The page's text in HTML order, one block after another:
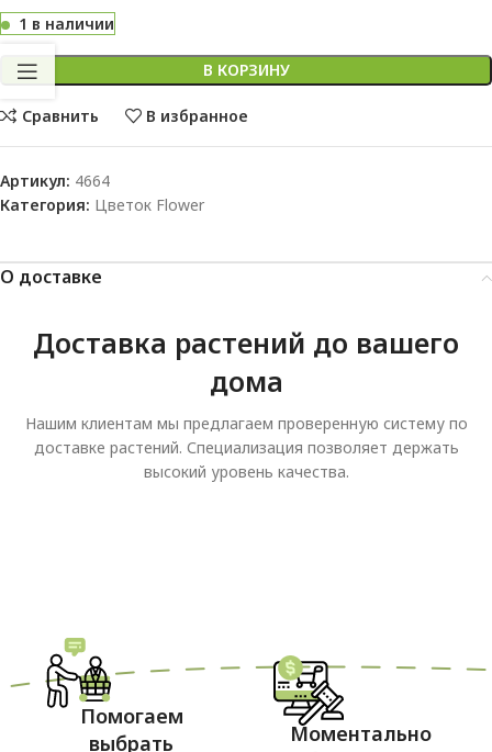
1 в наличии
В КОРЗИНУ
Сравнить В избранное
Артикул: 4664
Категория: Цветок Flower
О доставке
Доставка растений до вашего
дома
Нашим клиентам мы предлагаем проверенную систему по
доставке растений. Специализация позволяет держать
высокий уровень качества.
Помогаем
выбрать
Моментально